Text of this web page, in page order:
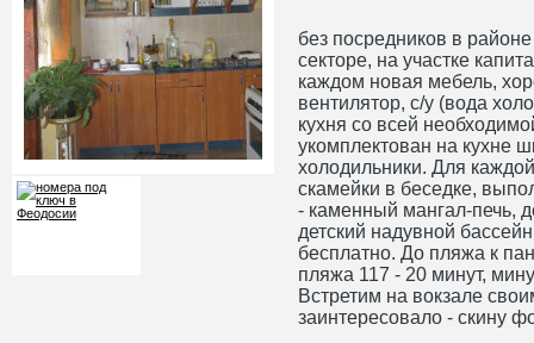
без посредников в
секторе, на участке
каждом новая мебель,
вентилятор, с/у (вода
кухня со всей
укомплектован на кухне
холодильники. Для
скамейки в беседке,
- каменный мангал-печь,
детский надувной
бесплатно. До пляжа к
пляжа 117 - 20 минут,
Встретим на вокзале
заинтересовало - скину